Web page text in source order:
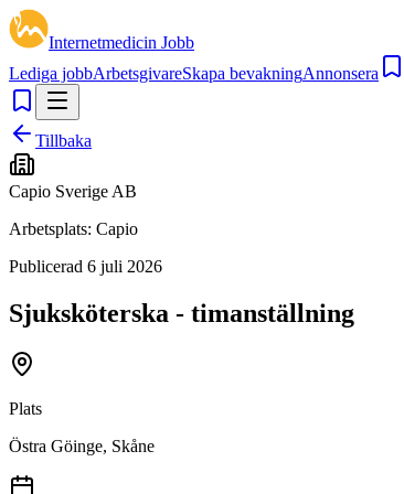
Internetmedicin Jobb
Lediga jobbArbetsgivareSkapa bevakningAnnonsera
Tillbaka
Capio Sverige AB
Arbetsplats: Capio
Publicerad 6 juli 2026
Sjuksköterska - timanställning
Plats
Östra Göinge, Skåne